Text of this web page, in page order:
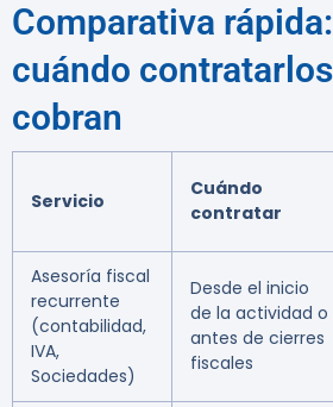
Comparativa
cuándo
cobran
Servicio
Cuándo
contratar
Asesoría fiscal
recurrente
(contabilidad,
IVA,
Sociedades)
Desde el inicio
de la actividad o
antes de cierres
fiscales